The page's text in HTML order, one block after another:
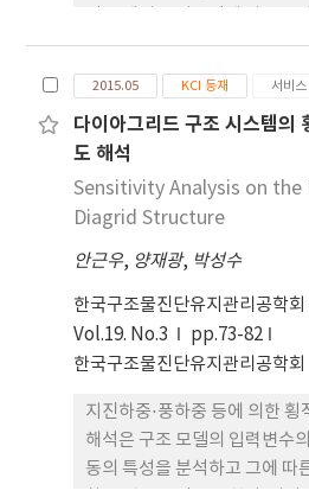
튜브 구조시스템을 통계학적
방법에 의한 해석을 수행하였
복합 튜브 구조시스템의 전단
에 대한 특성을 비교 고찰하였
이용하여 향후 있을 초고층 복
와 실무에 대한 기초 자료를
를 두었다. 연구 결과로는 골조
하지 못하므로, 복합 튜브 구조
하중 저항요소로 구성부재를
한 결과, 각 부재 물량대비 가새
거동에 대한 영향 요소로 파악
감도의 정도가 크게 나타났고,
의 경우는 가새가 물량대비 기
장 민감한 것으로 나타났다.
2015.05 KCI 등재 서비
다이아그리드 구조 시스템의
도 해석
Sensitivity Analysis on
Diagrid Structure
안근우, 양재광, 박성수
한국구조물진단유지관리공학회
Vol.19. No.3
pp.73-82
한국구조물진단유지관리공학회
지진하중⋅풍하중 등에 의한
해석은 구조 모델의 입력변수
동의 특성을 분석하고 그에 따